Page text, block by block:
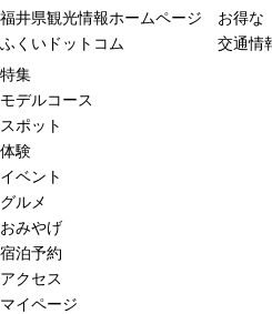
福井県観光情報ホームページ
ふくいドットコム
お得な
交通情
特集
モデルコース
スポット
体験
イベント
グルメ
おみやげ
宿泊予約
アクセス
マイページ